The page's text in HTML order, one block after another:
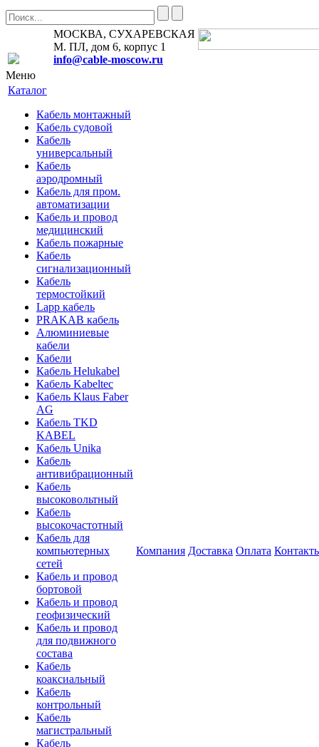
МОСКВА, СУХАРЕВСКАЯ
М. ПЛ, дом 6, корпус 1
info@cable-moscow.ru
Меню
Каталог
Кабель монтажный
Кабель судовой
Кабель
универсальный
Кабель
аэродромный
Кабель для пром.
автоматизации
Кабель и провод
медицинский
Кабель пожарные
Кабель
сигнализационный
Кабель
термостойкий
Lapp кабель
PRAKAB кабель
Алюминиевые
кабели
Кабели
Кабель Helukabel
Кабель Kabeltec
Кабель Klaus Faber
AG
Кабель TKD
KABEL
Кабель Unika
Кабель
антивибрационный
Кабель
высоковольтный
Кабель
высокочастотный
Кабель для
компьютерных
сетей
Кабель и провод
бортовой
Кабель и провод
геофизический
Кабель и провод
для подвижного
состава
Кабель
коаксиальный
Кабель
контрольный
Кабель
магистральный
Кабель
Компания Доставка Оплата